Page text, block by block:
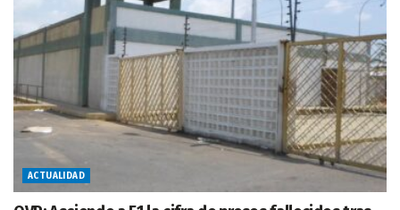
ACTUALIDAD